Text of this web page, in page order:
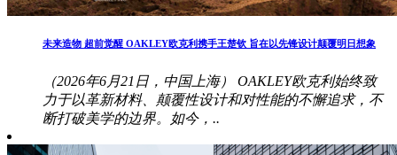
未来造物 超前觉醒 OAKLEY欧克利携手王楚钦 旨在以先锋设计颠覆明日想象
（2026年6月21日，中国上海） OAKLEY欧克利始终致
力于以革新材料、颠覆性设计和对性能的不懈追求，不
断打破美学的边界。如今，..